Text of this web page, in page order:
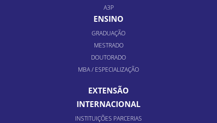
A3P
ENSINO
GRADUAÇÃO
MESTRADO
DOUTORADO
MBA / ESPECIALIZAÇÃO
EXTENSÃO
INTERNACIONAL
INSTITUIÇÕES PARCERIAS